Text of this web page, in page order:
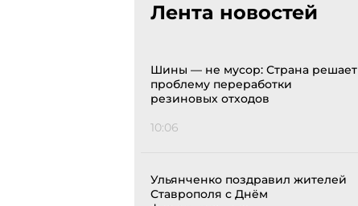
Лента новостей
Шины — не мусор: Страна решает
проблему переработки
резиновых отходов
10:06
Ульянченко поздравил жителей
Ставрополя с Днём